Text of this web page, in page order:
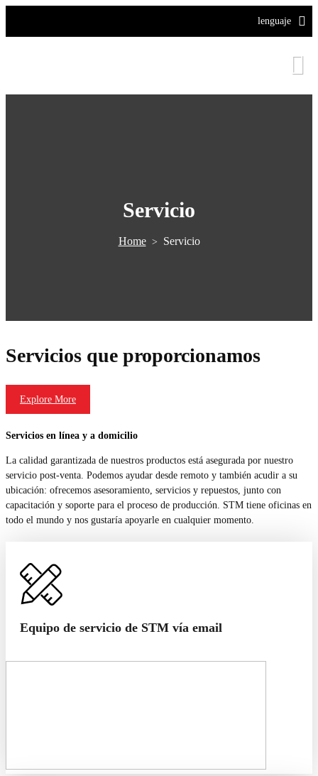
lenguaje
Servicio
Home> Servicio
Servicios que proporcionamos
Explore More
Servicios en línea y a domicilio
La calidad garantizada de nuestros productos está asegurada por nuestro
servicio post-venta. Podemos ayudar desde remoto y también acudir a su
ubicación: ofrecemos asesoramiento, servicios y repuestos, junto con
capacitación y soporte para el proceso de producción. STM tiene oficinas en
todo el mundo y nos gustaría apoyarle en cualquier momento.
Equipo de servicio de STM vía email